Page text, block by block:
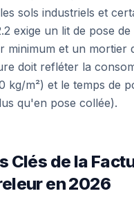
sols industriels et
exige un lit de pose de
minimum et un mortier
doit refléter la
kg/m²) et le temps de
qu'en pose collée).
Clés de la
en 2026